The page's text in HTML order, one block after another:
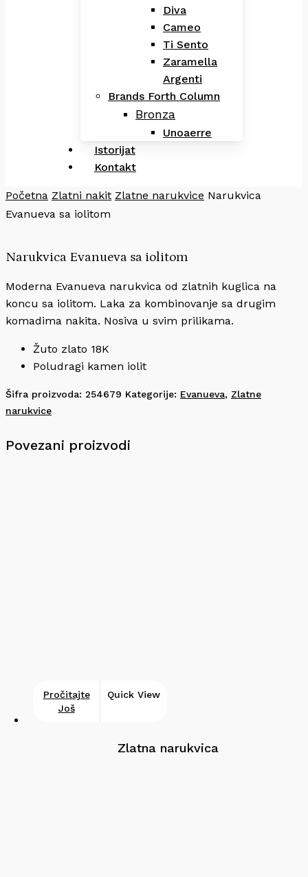
Diva
Cameo
Ti Sento
Zaramella
Argenti
Brands Forth Column
Bronza
Unoaerre
Istorijat
Kontakt
Početna Zlatni nakit Zlatne narukvice Narukvica
Evanueva sa iolitom
Narukvica Evanueva sa iolitom
Moderna Evanueva narukvica od zlatnih kuglica na
koncu sa iolitom. Laka za kombinovanje sa drugim
komadima nakita. Nosiva u svim prilikama.
Žuto zlato 18K
Poludragi kamen iolit
Šifra proizvoda: 254679 Kategorije: Evanueva, Zlatne
narukvice
Povezani proizvodi
Pročitajte
Još
Quick View
Zlatna narukvica